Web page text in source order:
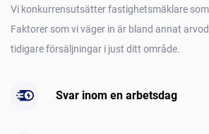
Vi konkurrensutsätter fastighetsmäklare
Faktorer som vi väger in är bland annat
tidigare försäljningar i just ditt område.
Svar inom en arbetsdag